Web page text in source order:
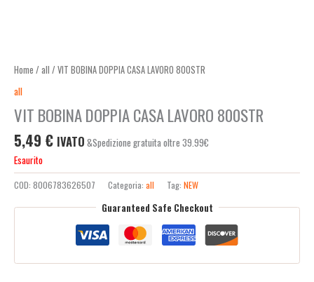
Home / all / VIT BOBINA DOPPIA CASA LAVORO 800STR
all
VIT BOBINA DOPPIA CASA LAVORO 800STR
5,49 € IVATO &Spedizione gratuita oltre 39.99€
Esaurito
COD: 8006783626507 Categoria: all Tag: NEW
Guaranteed Safe Checkout